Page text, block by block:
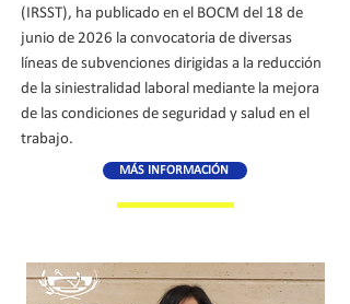
(IRSST), ha publicado en el BOCM del 18 de
junio de 2026 la convocatoria de diversas
líneas de subvenciones dirigidas a la reducción
de la siniestralidad laboral mediante la mejora
de las condiciones de seguridad y salud en el
trabajo.
MÁS INFORMACIÓN